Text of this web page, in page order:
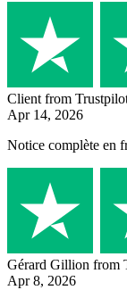
Client from
Apr 14, 2026
Notice complète en
Gérard Gillion from
Apr 8, 2026